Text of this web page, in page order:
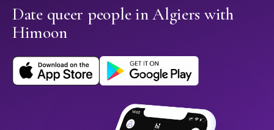
Date queer people in Algiers with
Himoon